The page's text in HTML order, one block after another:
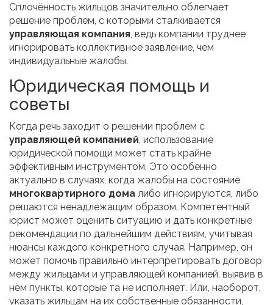
Сплочённость жильцов значительно облегчает
решение проблем, с которыми сталкивается
управляющая компания , ведь компании труднее
игнорировать коллективное заявление, чем
индивидуальные жалобы.
Юридическая помощь и
советы
Когда речь заходит о решении проблем с
управляющей компанией , использование
юридической помощи может стать крайне
эффективным инструментом. Это особенно
актуально в случаях, когда жалобы на состояние
многоквартирного дома либо игнорируются, либо
решаются ненадлежащим образом. Компетентный
юрист может оценить ситуацию и дать конкретные
рекомендации по дальнейшим действиям, учитывая
нюансы каждого конкретного случая. Например, он
может помочь правильно интерпретировать договор
между жильцами и управляющей компанией, выявив в
нём пункты, которые та не исполняет. Или, наоборот,
указать жильцам на их собственные обязанности,